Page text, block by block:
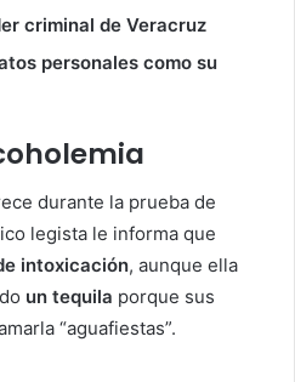
criminal de Veracruz
personales como su
durante la prueba de
legista le informa que
intoxicación, aunque ella
un tequila porque sus
“aguafiestas”.